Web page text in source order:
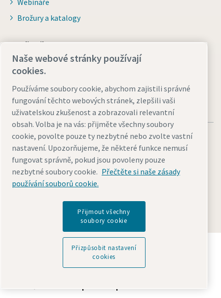
Webináře
Brožury a katalogy
Pro distributory
Přejít na Smart Portal
Právní upozornění a oznámení o ochraně osobních údajů
Přizpůsobit nastavení cookies
© 2026 Atlas Copco s.r.o.
Objevte, jak skupina Atlas Copco Group podporuje
technologie, které tvoří budoucnost.
Navštivte webové stránky Atlas Copco Group
Naše webové stránky používají
cookies.
Používáme soubory cookie, abychom zajistili správné
fungování těchto webových stránek, zlepšili vaši
uživatelskou zkušenost a zobrazovali relevantní
obsah. Volba je na vás: přijměte všechny soubory
cookie, povolte pouze ty nezbytné nebo zvolte vastní
nastavení. Upozorňujeme, že některé funkce nemusí
fungovat správně, pokud jsou povoleny pouze
nezbytné soubory cookie. Přečtěte si naše zásady
používání souborů cookie.
Přijmout všechny
soubory cookie
Přizpůsobit nastavení
cookies